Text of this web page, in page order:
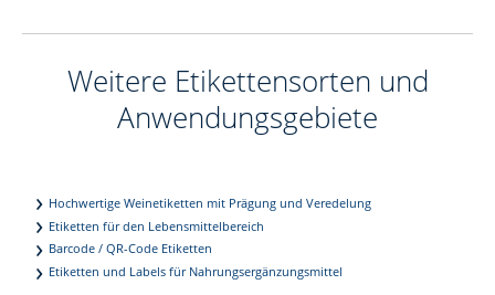
Weitere Etikettensorten und
Anwendungsgebiete
Hochwertige Weinetiketten mit Prägung und Veredelung
Etiketten für den Lebensmittelbereich
Barcode / QR-Code Etiketten
Etiketten und Labels für Nahrungsergänzungsmittel